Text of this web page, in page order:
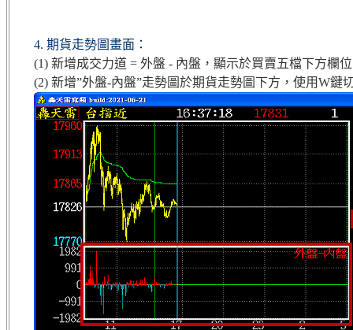
4. 期貨走勢圖畫面：
(1) 新增成交力道 = 外盤 - 內盤，顯示於買賣五檔下方欄
(2) 新增”外盤-內盤”走勢圖於期貨走勢圖下方，使用W鍵